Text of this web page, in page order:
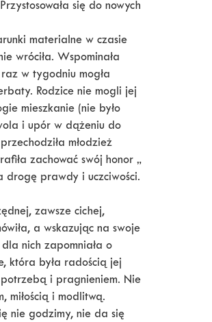
się do nowych
materialne w czasie
wróciła. Wspominała
w tygodniu mogła
Rodzice nie mogli jej
mieszkanie (nie było
i upór w dążeniu do
młodzież
zachować swój honor „
drogę prawdy i uczciwości.
zawsze cichej,
a wskazując na swoje
nich zapomniała o
która była radością jej
i pragnieniem. Nie
miłością i modlitwą.
nie godzimy, nie da się